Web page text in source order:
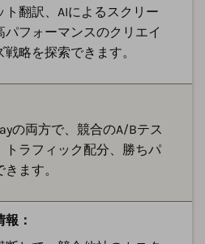
翻訳、AIによるスクリー
フォーマンスのクリエイ
略を探索できます。
の両方で、競合のA/Bテス
トラフィック配分、勝ちパ
ます。
：